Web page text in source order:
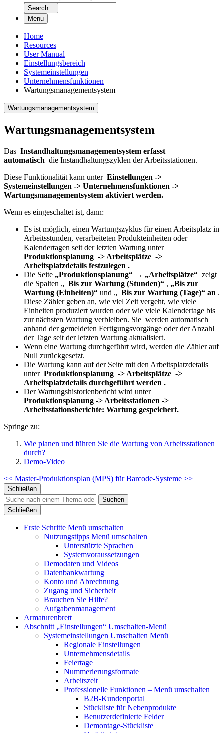
Search...
Menu
Home
Resources
User Manual
Einstellungsbereich
Systemeinstellungen
Unternehmensfunktionen
Wartungsmanagementsystem
Wartungsmanagementsystem
Wartungsmanagementsystem
Das Instandhaltungsmanagementsystem erfasst
automatisch die Instandhaltungszyklen der Arbeitsstationen.
Diese Funktionalität kann unter Einstellungen ->
Systemeinstellungen -> Unternehmensfunktionen ->
Wartungsmanagementsystem aktiviert werden.
Wenn es eingeschaltet ist, dann:
Es ist möglich, einen Wartungszyklus für einen Arbeitsplatz in
Arbeitsstunden, verarbeiteten Produkteinheiten oder
Kalendertagen seit der letzten Wartung unter
Produktionsplanung -> Arbeitsplätze ->
Arbeitsplatzdetails festzulegen .
Die Seite „Produktionsplanung“ → „Arbeitsplätze“ zeigt
die Spalten „ Bis zur Wartung (Stunden)“ , „Bis zur
Wartung (Einheiten)“ und „ Bis zur Wartung (Tage)“ an .
Diese Zähler geben an, wie viel Zeit vergeht, wie viele
Einheiten produziert wurden oder wie viele Kalendertage bis
zur nächsten Wartung verbleiben. Sie werden automatisch
anhand der gemeldeten Fertigungsvorgänge oder der Anzahl
der Tage seit der letzten Wartung aktualisiert.
Wenn eine Wartung durchgeführt wird, werden die Zähler auf
Null zurückgesetzt.
Die Wartung kann auf der Seite mit den Arbeitsplatzdetails
unter Produktionsplanung -> Arbeitsplätze ->
Arbeitsplatzdetails durchgeführt werden .
Der Wartungshistorienbericht wird unter
Produktionsplanung -> Arbeitsstationen ->
Arbeitsstationsberichte: Wartung gespeichert.
Springe zu:
Wie planen und führen Sie die Wartung von Arbeitsstationen
durch?
Demo-Video
<< Master-Produktionsplan (MPS) fürBarcode-Systeme >>
Schließen
Suchen
Schließen
Erste Schritte Menü umschalten
Nutzungstipps Menü umschalten
Unterstützte Sprachen
Systemvoraussetzungen
Demodaten und Videos
Datenbankwartung
Konto und Abrechnung
Zugang und Sicherheit
Brauchen Sie Hilfe?
Aufgabenmanagement
Armaturenbrett
Abschnitt „Einstellungen“ Umschalten-Menü
Systemeinstellungen Umschalten Menü
Regionale Einstellungen
Unternehmensdetails
Feiertage
Nummerierungsformate
Arbeitszeit
Professionelle Funktionen – Menü umschalten
B2B-Kundenportal
Stückliste für Nebenprodukte
Benutzerdefinierte Felder
Demontage-Stückliste